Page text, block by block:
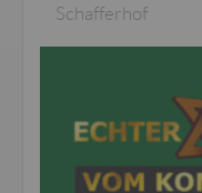
Schafferhof